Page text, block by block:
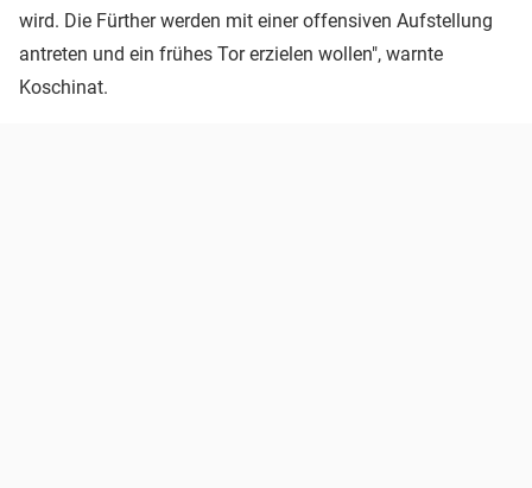
wird. Die Fürther werden mit einer offensiven Aufstellung
antreten und ein frühes Tor erzielen wollen", warnte
Koschinat.